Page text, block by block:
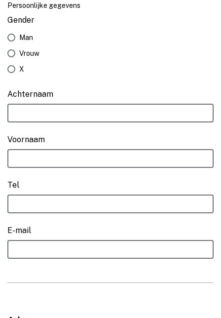
Persoonlijke gegevens
Gender
Man
Vrouw
X
Achternaam
Voornaam
Tel
E-mail